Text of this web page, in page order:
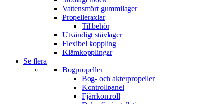
Vattensmört gummilager
Propelleraxlar
Tillbehör
Utvändigt stävlager
Flexibel koppling
Klämkopplingar
Se flera
Bogpropeller
Bog- och akterpropeller
Kontrollpanel
Fjärrkontroll